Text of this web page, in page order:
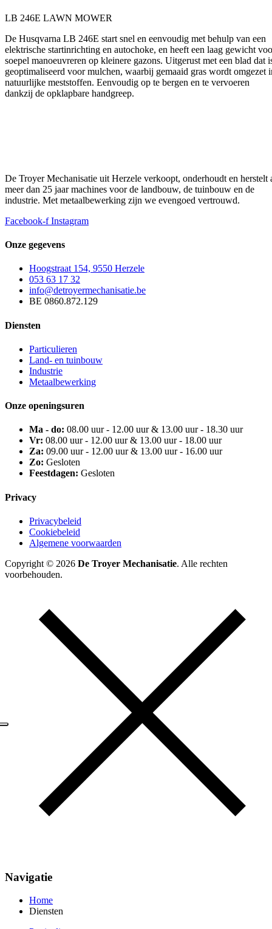
LB 246E LAWN MOWER
De Husqvarna LB 246E start snel en eenvoudig met behulp van een
elektrische startinrichting en autochoke, en heeft een laag gewicht
soepel manoeuvreren op kleinere gazons. Uitgerust met een blad dat
geoptimaliseerd voor mulchen, waarbij gemaaid gras wordt omgezet
natuurlijke meststoffen. Eenvoudig op te bergen en te vervoeren
dankzij de opklapbare handgreep.
De Troyer Mechanisatie uit Herzele verkoopt, onderhoudt en herstelt
meer dan 25 jaar machines voor de landbouw, de tuinbouw en de
industrie. Met metaalbewerking zijn we evengoed vertrouwd.
Facebook-f Instagram
Onze gegevens
Hoogstraat 154, 9550 Herzele
053 63 17 32
info@detroyermechanisatie.be
BE 0860.872.129
Diensten
Particulieren
Land- en tuinbouw
Industrie
Metaalbewerking
Onze openingsuren
Ma - do: 08.00 uur - 12.00 uur & 13.00 uur - 18.30 uur
Vr: 08.00 uur - 12.00 uur & 13.00 uur - 18.00 uur
Za: 09.00 uur - 12.00 uur & 13.00 uur - 16.00 uur
Zo: Gesloten
Feestdagen: Gesloten
Privacy
Privacybeleid
Cookiebeleid
Algemene voorwaarden
Copyright © 2026 De Troyer Mechanisatie. Alle rechten
voorbehouden.
Navigatie
Home
Diensten